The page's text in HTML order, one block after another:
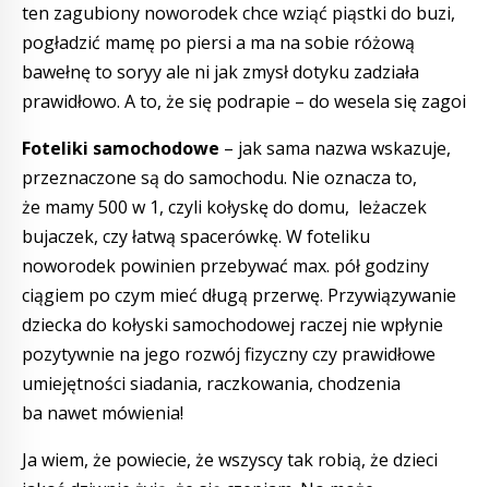
ten zagubiony noworodek chce wziąć piąstki do buzi,
pogładzić mamę po piersi a ma na sobie różową
bawełnę to soryy ale ni jak zmysł dotyku zadziała
prawidłowo. A to, że się podrapie – do wesela się zagoi
Foteliki samochodowe – jak sama nazwa wskazuje,
przeznaczone są do samochodu. Nie oznacza to,
że mamy 500 w 1, czyli kołyskę do domu, leżaczek
bujaczek, czy łatwą spacerówkę. W foteliku
noworodek powinien przebywać max. pół godziny
ciągiem po czym mieć długą przerwę. Przywiązywanie
dziecka do kołyski samochodowej raczej nie wpłynie
pozytywnie na jego rozwój fizyczny czy prawidłowe
umiejętności siadania, raczkowania, chodzenia
ba nawet mówienia!
Ja wiem, że powiecie, że wszyscy tak robią, że dzieci